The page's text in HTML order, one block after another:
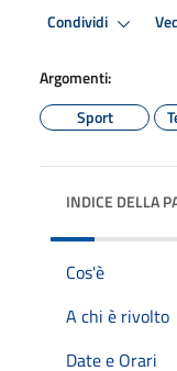
Condividi
Argomenti:
Sport
INDICE DELLA
Cos'è
A chi è rivolto
Date e Orari